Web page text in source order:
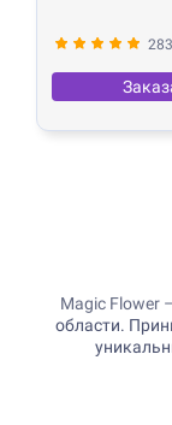
Magic Flower
области.